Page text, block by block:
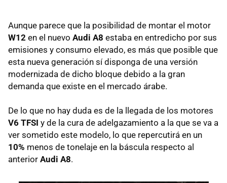
Aunque parece que la posibilidad de montar el motor
W12 en el nuevo Audi A8 estaba en entredicho por sus
emisiones y consumo elevado, es más que posible que
esta nueva generación sí disponga de una versión
modernizada de dicho bloque debido a la gran
demanda que existe en el mercado árabe.
De lo que no hay duda es de la llegada de los motores
V6 TFSI y de la cura de adelgazamiento a la que se va a
ver sometido este modelo, lo que repercutirá en un
10% menos de tonelaje en la báscula respecto al
anterior Audi A8.